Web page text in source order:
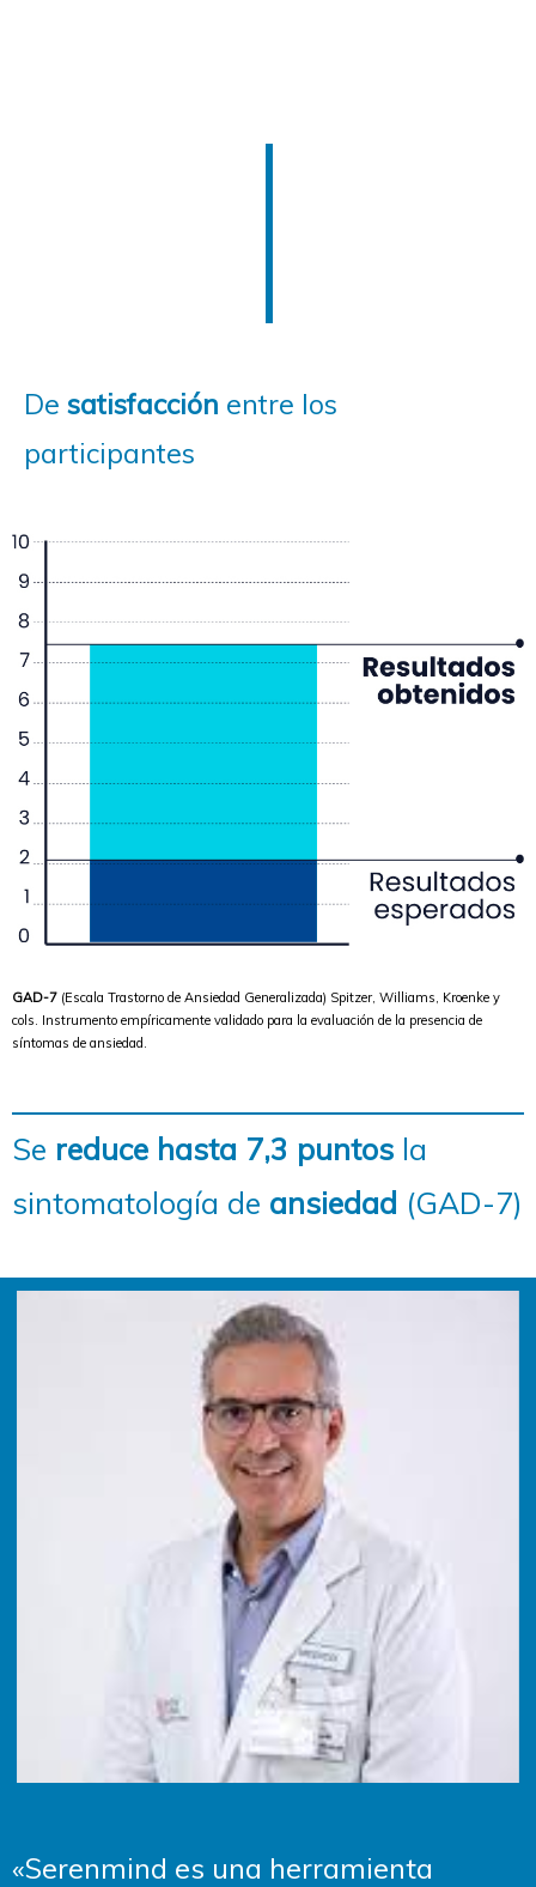
De satisfacción entre los
participantes
GAD-7 (Escala Trastorno de Ansiedad Generalizada) Spitzer, Williams, Kroenke y
cols. Instrumento empíricamente validado para la evaluación de la presencia de
síntomas de ansiedad.
Se reduce hasta 7,3 puntos la
sintomatología de ansiedad (GAD-7)
«Serenmind es una herramienta